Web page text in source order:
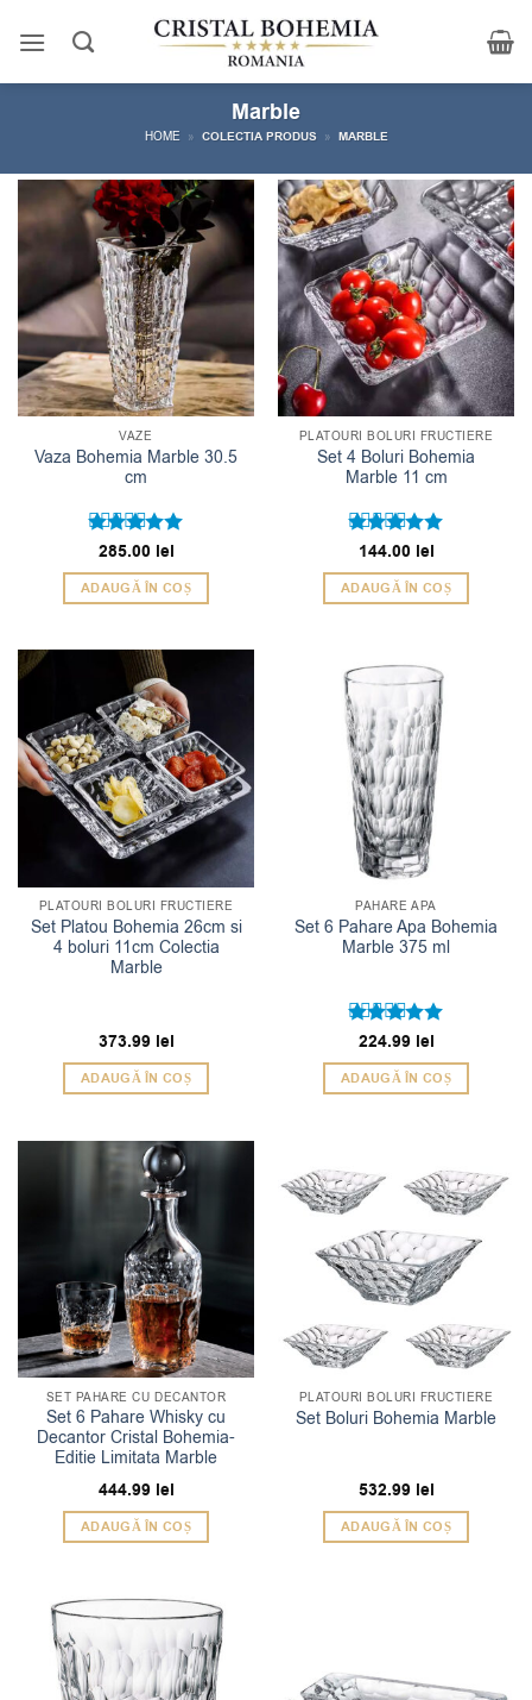
Marble
HOME » COLECTIA PRODUS » MARBLE
VAZE
Vaza Bohemia Marble 30.5
cm
Evaluat la
5din 5
285.00 lei
ADAUGĂ ÎN COȘ
PLATOURI BOLURI FRUCTIERE
Set 4 Boluri Bohemia
Marble 11 cm
Evaluat la
5din 5
144.00 lei
ADAUGĂ ÎN COȘ
PLATOURI BOLURI FRUCTIERE
Set Platou Bohemia 26cm si
4 boluri 11cm Colectia
Marble
373.99 lei
ADAUGĂ ÎN COȘ
PAHARE APA
Set 6 Pahare Apa Bohemia
Marble 375 ml
Evaluat la
5din 5
224.99 lei
ADAUGĂ ÎN COȘ
SET PAHARE CU DECANTOR
Set 6 Pahare Whisky cu
Decantor Cristal Bohemia-
Editie Limitata Marble
444.99 lei
ADAUGĂ ÎN COȘ
PLATOURI BOLURI FRUCTIERE
Set Boluri Bohemia Marble
532.99 lei
ADAUGĂ ÎN COȘ